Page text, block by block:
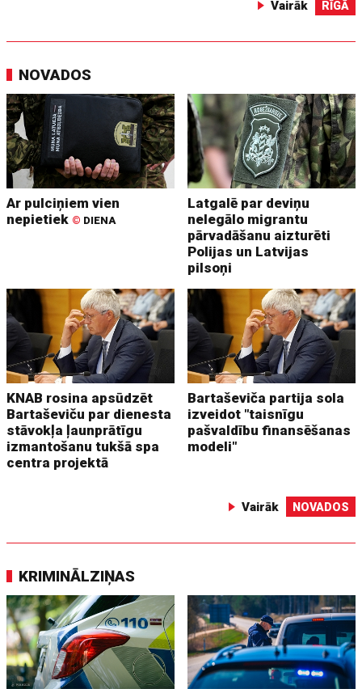
Vairāk RĪGĀ
NOVADOS
Ar pulciņiem vien
nepietiek © DIENA
Latgalē par deviņu
nelegālo migrantu
pārvadāšanu aizturēti
Polijas un Latvijas
pilsoņi
KNAB rosina apsūdzēt
Bartaševiču par dienesta
stāvokļa ļaunprātīgu
izmantošanu tukšā spa
centra projektā
Bartaševiča partija sola
izveidot "taisnīgu
pašvaldību finansēšanas
modeli"
Vairāk NOVADOS
KRIMINĀLZIŅAS